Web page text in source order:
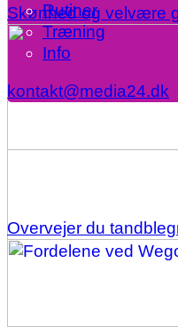
Skønhed og velvære
Overvejer du
Rutiner
Træning
Info
kontakt@media24.dk